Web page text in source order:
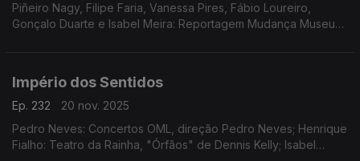
Piñeiro Nagy, Filipe Faria, Vanessa Pires, Fábio Loureiro,
Gonçalo Duarte e Isabel Meira: Reportagem Mudança Museu
Império dos Sentidos
Ep. 232
20 nov. 2025
Pedro Neves: Concertos OML, direção Pedro Neves; Henrique
Fialho: Teatro da Rainha, "Órfãos" de Dennis Kelly; Isabel